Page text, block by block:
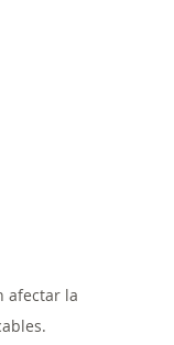
afectar la